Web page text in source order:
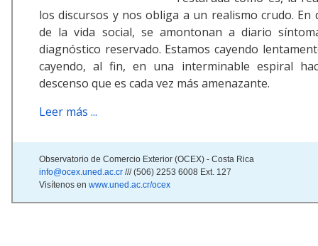
los discursos y nos obliga a un realismo crudo. En
de la vida social, se amontonan a diario
diagnóstico reservado. Estamos cayendo
cayendo, al fin, en una interminable espiral
descenso que es cada vez más amenazante.
Leer más ...
Observatorio de Comercio Exterior (OCEX) - Costa Rica
info@ocex.uned.ac.cr /// (506) 2253 6008 Ext. 127
Visítenos en www.uned.ac.cr/ocex